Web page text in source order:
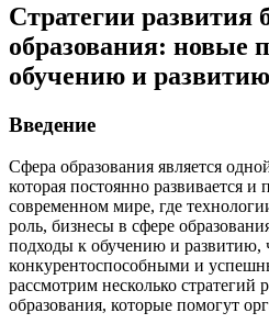
Стратегии развития
образования: новые
обучению и развитию
Введение
Сфера образования является
которая постоянно развивается и
современном мире, где
роль, бизнесы в сфере
подходы к обучению и развитию,
конкурентоспособными и
рассмотрим несколько стратегий
образования, которые помогут